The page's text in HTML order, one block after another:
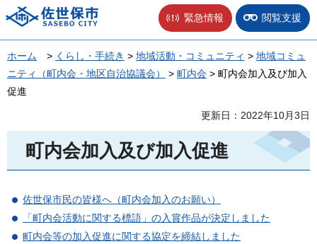
佐世保市 緊急情報 閲覧支援
ホーム > くらし・手続き > 地域活動・コミュニティ > 地域コミュ
ニティ（町内会・地区自治協議会）
> 町内会 > 町内会加入及び加入
促進
更新日：2022年10月3日
町内会加入及び加入促進
佐世保市民の皆様へ（町内会加入のお願い）
「町内会活動に関する標語」の入賞作品が決定しました
町内会等の加入促進に関する協定を締結しました